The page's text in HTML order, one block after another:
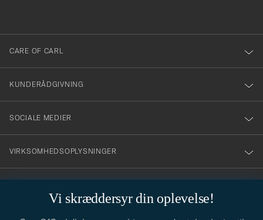
Vi skræddersyr din oplevelse!
dig
till
vårt
nyhetsbrev!
CARE OF CARL
KUNDERÅDGIVNING
SOCIALE MEDIER
VIRKSOMHEDSOPLYSNINGER